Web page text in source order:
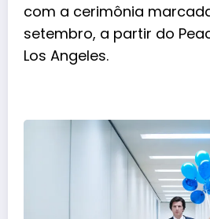
com a cerimônia
setembro, a partir do
Los Angeles.